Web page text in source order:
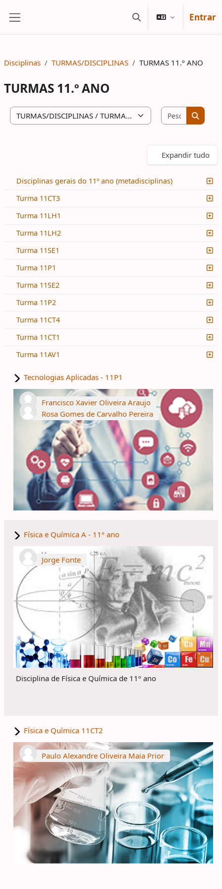
Alternar a entrada
Entrar
Disciplinas TURMAS/DISCIPLINAS TURMAS 11.º ANO
TURMAS 11.º ANO
Categorias de disciplinas
Expandir tudo
Disciplinas gerais do 11º ano (metadisciplinas)
Turma 11CT3
Turma 11LH1
Turma 11LH2
Turma 11SE1
Turma 11P1
Turma 11SE2
Turma 11P2
Turma 11CT4
Turma 11CT1
Turma 11AV1
Tecnologias Aplicadas - 11P1
Francisco Xavier Oliveira Araujo
Rosa Gomes de Carvalho Pereira
Física e Química A - 11º ano
Jorge Fonte
Disciplina de Física e Química de 11º ano
Física e Química 11CT2
Paulo Alexandre Oliveira Maia Prior